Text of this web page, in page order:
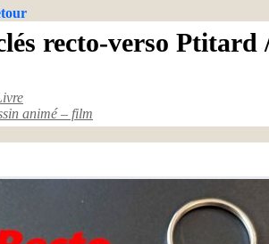
recto-verso Ptitard
animé – film